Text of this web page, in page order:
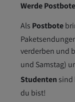
Werde
Als Postbote
verderben und
und Samstag)
Studenten sind
du bist!